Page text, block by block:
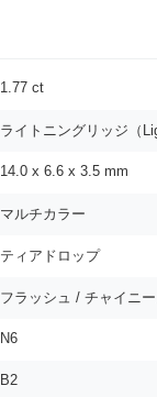
1.77 ct
ライトニングリッジ（
14.0 x 6.6 x 3.5 mm
マルチカラー
ティアドロップ
フラッシュ / チャイニ
N6
B2